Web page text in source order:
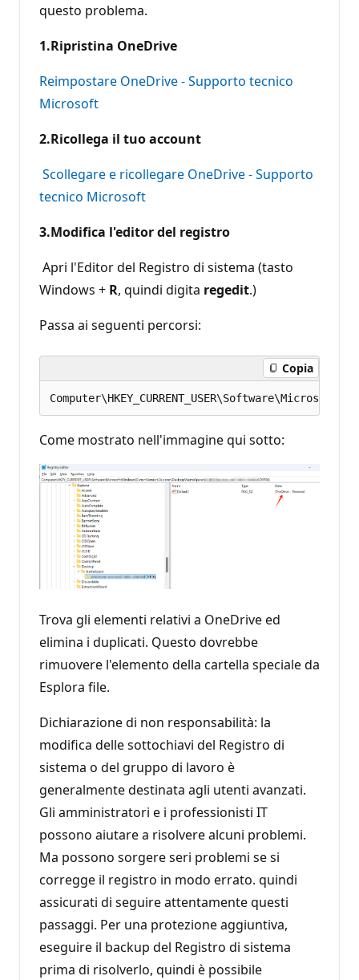
questo problema.
1.Ripristina OneDrive
Reimpostare OneDrive - Supporto tecnico
Microsoft
2.Ricollega il tuo account
Scollegare e ricollegare OneDrive - Supporto
tecnico Microsoft
3.Modifica l'editor del registro
Apri l'Editor del Registro di sistema (tasto
Windows + R, quindi digita regedit.)
Passa ai seguenti percorsi:
Copia
Come mostrato nell'immagine qui sotto:
Trova gli elementi relativi a OneDrive ed
elimina i duplicati. Questo dovrebbe
rimuovere l'elemento della cartella speciale da
Esplora file.
Dichiarazione di non responsabilità: la
modifica delle sottochiavi del Registro di
sistema o del gruppo di lavoro è
generalmente destinata agli utenti avanzati.
Gli amministratori e i professionisti IT
possono aiutare a risolvere alcuni problemi.
Ma possono sorgere seri problemi se si
corregge il registro in modo errato. quindi
assicurati di seguire attentamente questi
passaggi. Per una protezione aggiuntiva,
eseguire il backup del Registro di sistema
prima di risolverlo, quindi è possibile